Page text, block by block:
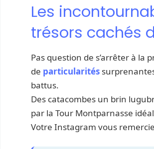
Les
trésors cachés
Pas question de s’arrêter à
de particularités
battus.
Des catacombes un brin
par la Tour Montparnasse
Votre Instagram vous